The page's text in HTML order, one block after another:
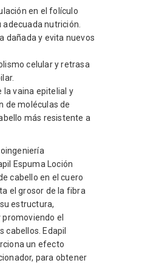
en el folículo
nutrición.
dañada y evita nuevos
celular y retrasa
la vaina epitelial y
de moléculas de
más resistente a
Espuma Loción
cabello en el cuero
el grosor de la fibra
estructura,
el
cabellos. Edapil
un efecto
para obtener